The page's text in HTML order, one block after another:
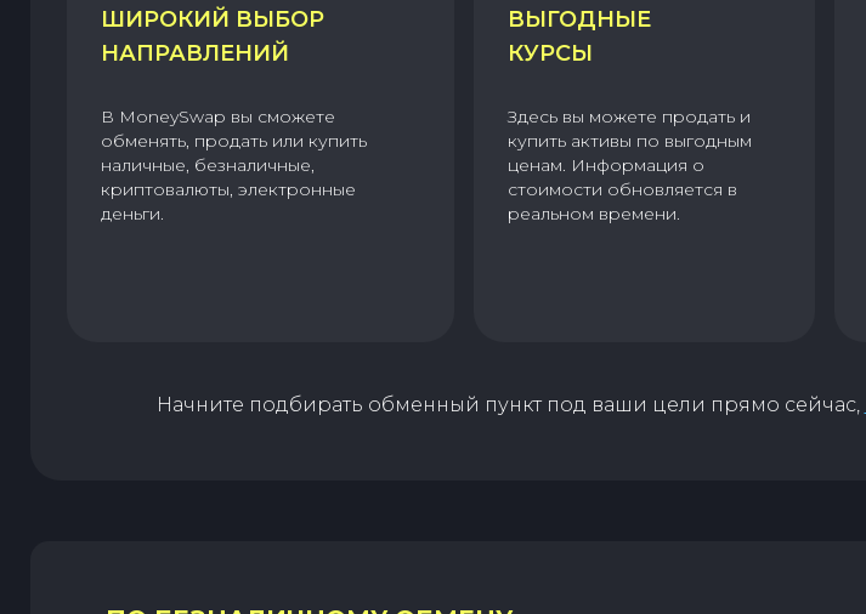
ШИРОКИЙ ВЫБОР
НАПРАВЛЕНИЙ
В MoneySwap вы сможете
обменять, продать или купить
наличные, безналичные,
криптовалюты, электронные
деньги.
ВЫГОДНЫЕ
КУРСЫ
Здесь вы можете продать и
купить активы по выгодным
ценам. Информация о
стоимости обновляется в
реальном времени.
Начните подбирать обменный пункт под ваши цели прямо сейчас,